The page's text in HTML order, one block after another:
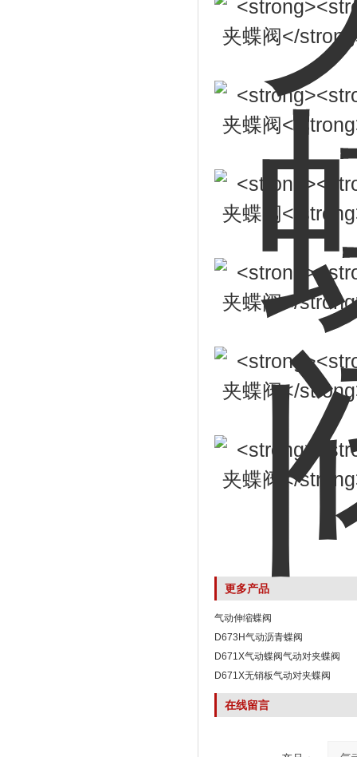
更多产品
气动伸缩蝶阀
D673H气动沥青蝶阀
D671X气动蝶阀气动对夹蝶阀
D671X无销板气动对夹蝶阀
在线留言